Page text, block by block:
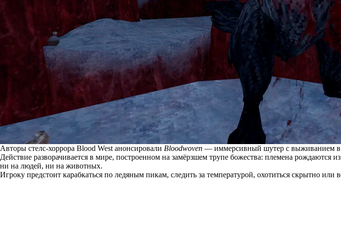
Авторы стелс-хоррора Blood West анонсировали Bloodwoven — иммерсивный шутер с выживанием в
Действие разворачивается в мире, построенном на замёрзшем трупе божества: племена
ни на людей, ни на животных.
Игроку предстоит карабкаться по ледяным пикам, следить за температурой, охотиться скрытно